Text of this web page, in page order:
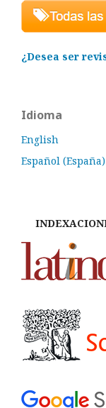
¿Desea ser
Idioma
English
Español (España)